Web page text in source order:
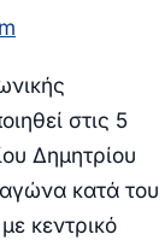
στις 5
Δημητρίου
κατά του
κεντρικό